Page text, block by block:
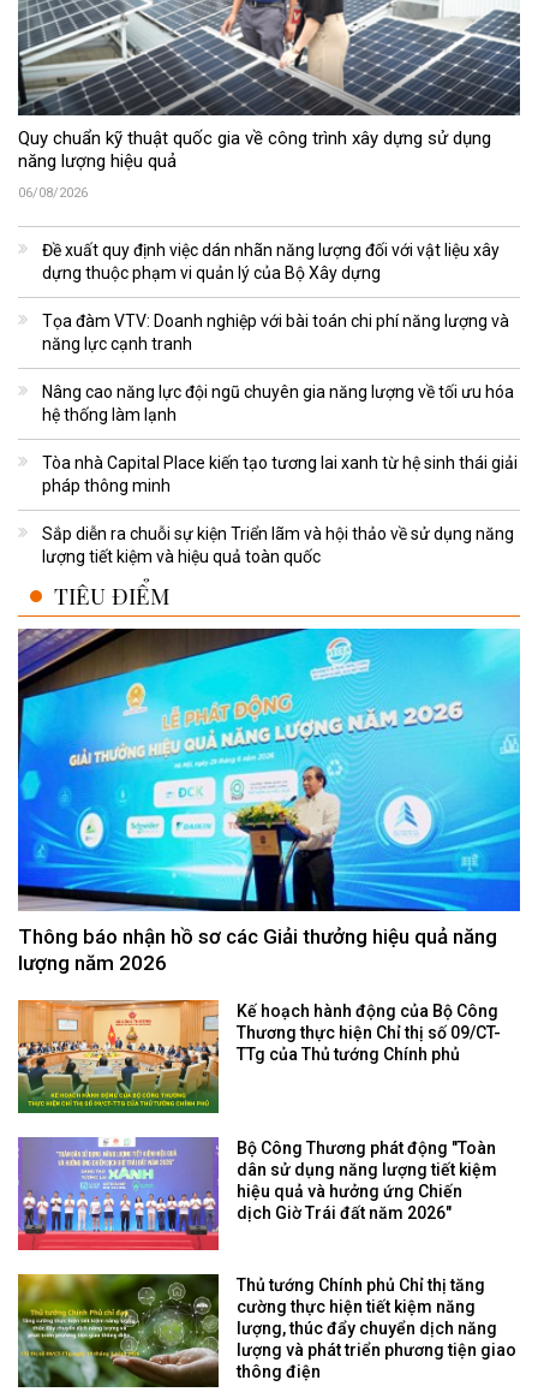
Quy chuẩn kỹ thuật quốc gia về công trình xây dựng sử dụng
năng lượng hiệu quả
06/08/2026
Đề xuất quy định việc dán nhãn năng lượng đối với vật liệu xây
dựng thuộc phạm vi quản lý của Bộ Xây dựng
Tọa đàm VTV: Doanh nghiệp với bài toán chi phí năng lượng và
năng lực cạnh tranh
Nâng cao năng lực đội ngũ chuyên gia năng lượng về tối ưu hóa
hệ thống làm lạnh
Tòa nhà Capital Place kiến tạo tương lai xanh từ hệ sinh thái giải
pháp thông minh
Sắp diễn ra chuỗi sự kiện Triển lãm và hội thảo về sử dụng năng
lượng tiết kiệm và hiệu quả toàn quốc
TIÊU ĐIỂM
Thông báo nhận hồ sơ các Giải thưởng hiệu quả năng
lượng năm 2026
Kế hoạch hành động của Bộ Công
Thương thực hiện Chỉ thị số 09/CT-
TTg của Thủ tướng Chính phủ
Bộ Công Thương phát động "Toàn
dân sử dụng năng lượng tiết kiệm
hiệu quả và hưởng ứng Chiến
dịch Giờ Trái đất năm 2026"
Thủ tướng Chính phủ Chỉ thị tăng
cường thực hiện tiết kiệm năng
lượng, thúc đẩy chuyển dịch năng
lượng và phát triển phương tiện giao
thông điện